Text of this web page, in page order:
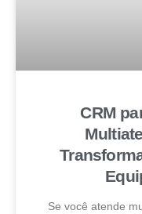
CRM
Se você atende